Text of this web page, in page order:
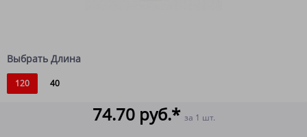
Выбрать Длина
120 40
74.70 руб.* за 1 шт.